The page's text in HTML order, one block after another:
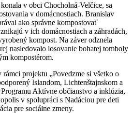
v obci Chocholná-Velčice, sa
v domácnostiach. Branislav
ako správne kompostovať
v ich domácnostiach a záhradách,
kompost. Na záver odznela
nasledovalo losovanie bohatej tomboly
kompostérom.
rámci projektu „Povedzme si všetko o
Islandom, Lichtenštajnskom a
Aktívne občianstvo a inklúzia,
v spolupráci s Nadáciou pre deti
pre sociálne zmeny.